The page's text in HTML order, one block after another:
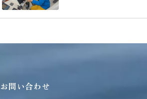
お問い合わせ